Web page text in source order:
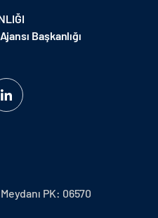
Başkanlığı
PK: 06570